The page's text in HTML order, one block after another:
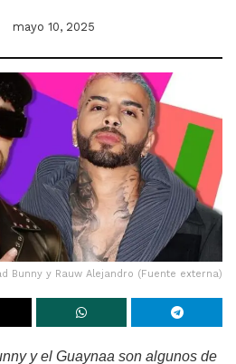
mayo 10, 2025
Bunny y Rauw Alejandro (Fuente externa)
y el Guaynaa son algunos de